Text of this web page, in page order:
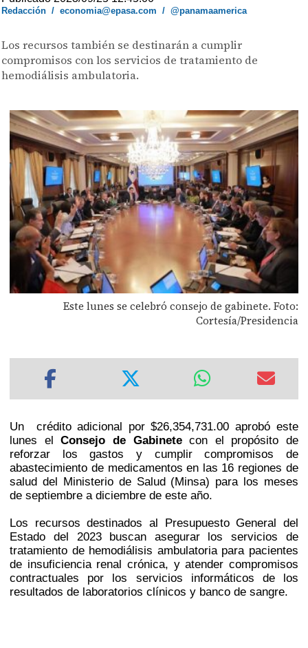
Redacción /economia@epasa.com /@panamaamerica
Los recursos también se destinarán a cumplir
compromisos con los servicios de tratamiento de
hemodiálisis ambulatoria.
Este lunes se celebró consejo de gabinete. Foto:
Cortesía/Presidencia
Un crédito adicional por $26,354,731.00 aprobó este
lunes elConsejo de Gabinetecon el propósito de
reforzar los gastos y cumplir compromisos de
abastecimiento de medicamentos en las 16 regiones de
salud del Ministerio de Salud (Minsa) para los meses
de septiembre a diciembre de este año.
Los recursos destinados al Presupuesto General del
Estado del 2023 buscan asegurar los servicios de
tratamiento de hemodiálisis ambulatoria para pacientes
de insuficiencia renal crónica, y atender compromisos
contractuales por los servicios informáticos de los
resultados de laboratorios clínicos y banco de sangre.